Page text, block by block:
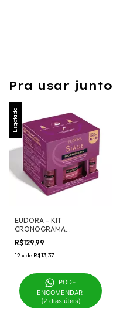
Pra usar junto
Esgotado
EUDORA - KIT
CRONOGRAMA
ACELERADO PRO
CRONOLOGY 3 ITENS
R$129,99
12xde R$13,37
PODE
ENCOMENDAR
(2 dias úteis)